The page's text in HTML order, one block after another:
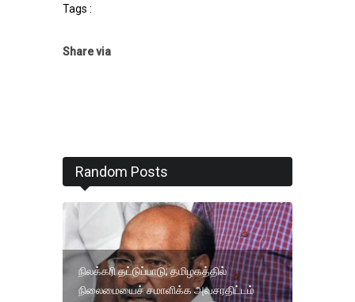
Tags :
Share via
Random Posts
நிலக்கரி தட்டுப்பாடு; தமிழகத்தில்
நிலைமையைச் சமாளிக்க அவசரதிட்டம்